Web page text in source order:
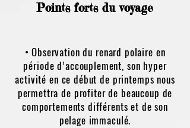
Points forts du voyage
• Observation du renard polaire en
période d’accouplement, son hyper
activité en ce début de printemps nous
permettra de profiter de beaucoup de
comportements différents et de son
pelage immaculé.